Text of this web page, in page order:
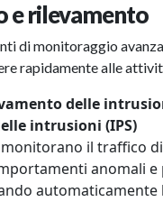
e rilevamento
di monitoraggio
rapidamente alle
delle
intrusioni (IPS)
il traffico
anomali e
automaticamente